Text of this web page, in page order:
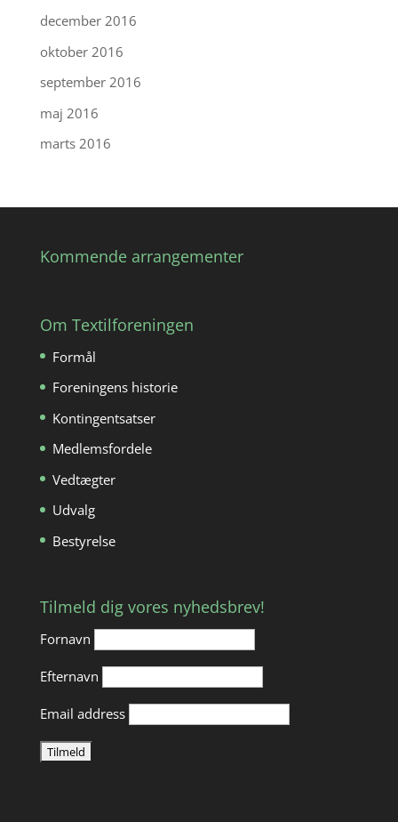
december 2016
oktober 2016
september 2016
maj 2016
marts 2016
Kommende arrangementer
Om Textilforeningen
Formål
Foreningens historie
Kontingentsatser
Medlemsfordele
Vedtægter
Udvalg
Bestyrelse
Tilmeld dig vores nyhedsbrev!
Fornavn
Efternavn
Email address